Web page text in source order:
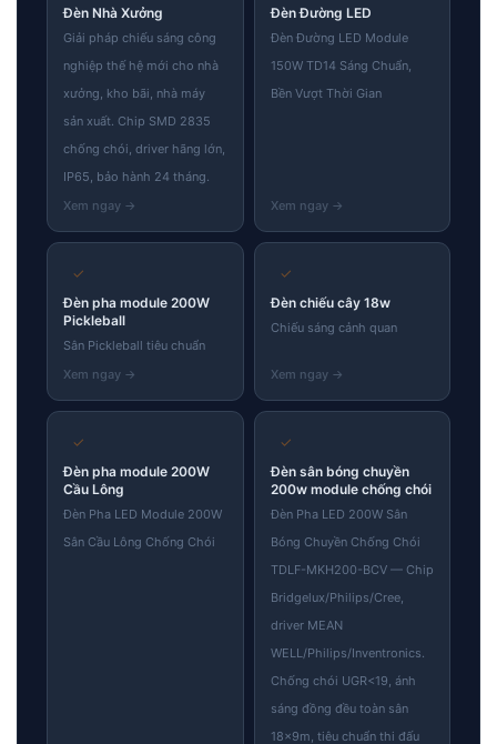
Đèn Nhà Xưởng
Giải pháp chiếu sáng công
nghiệp thế hệ mới cho nhà
xưởng, kho bãi, nhà máy
sản xuất. Chip SMD 2835
chống chói, driver hãng lớn,
IP65, bảo hành 24 tháng.
Đèn Đường LED
Đèn Đường LED Module
150W TD14 Sáng Chuẩn,
Bền Vượt Thời Gian
✓
Đèn pha module 200W
Pickleball
Sân Pickleball tiêu chuẩn
✓
Đèn chiếu cây 18w
Chiếu sáng cảnh quan
✓
Đèn pha module 200W
Cầu Lông
Đèn Pha LED Module 200W
Sân Cầu Lông Chống Chói
✓
Đèn sân bóng chuyền
200w module chống chói
Đèn Pha LED 200W Sân
Bóng Chuyền Chống Chói
TDLF-MKH200-BCV — Chip
Bridgelux/Philips/Cree,
driver MEAN
WELL/Philips/Inventronics.
Chống chói UGR<19, ánh
sáng đồng đều toàn sân
18×9m, tiêu chuẩn thi đấu